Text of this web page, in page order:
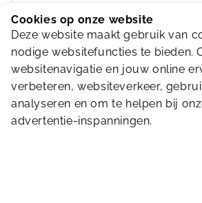
Ja, aan de kassa is het
zwembandjes en zwemluiers
Kinderen zonder
onder begeleiding van een
jaar of ouder) zwemmen.
Kan ik bij jullie parkeren?
Ja, je kunt bij ons gratis
Ik ben iets verloren,
gevonden voorwerpen?
Ja, gevonden voorwerpen
Cookies op onze website
Deze website maakt gebruik van
nodige websitefuncties te bieden.
websitenavigatie en jouw online
verbeteren, websiteverkeer,
analyseren en om te helpen bij
advertentie-inspanningen.